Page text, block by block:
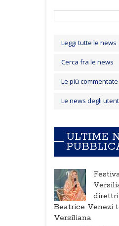
Leggi tutte le news
Cerca fra le news
Le più commentate
Le news degli
ULTIME
Beatrice Venezi
Versiliana